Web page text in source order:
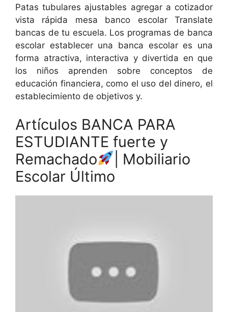
Patas tubulares ajustables agregar a cotizador
vista rápida mesa banco escolar Translate
bancas de tu escuela. Los programas de banca
escolar establecer una banca escolar es una
forma atractiva, interactiva y divertida en que
los niños aprenden sobre conceptos de
educación financiera, como el uso del dinero, el
establecimiento de objetivos y.
Artículos BANCA PARA
ESTUDIANTE fuerte y
Remachado
| Mobiliario
Escolar Último